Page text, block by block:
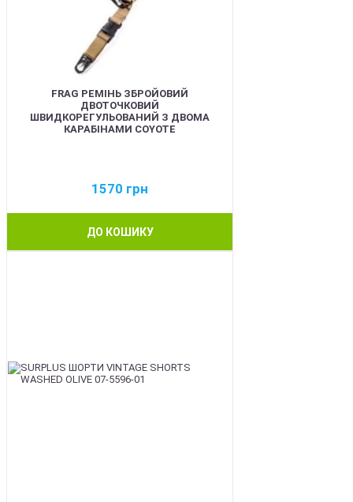
FRAG РЕМІНЬ ЗБРОЙОВИЙ
ДВОТОЧКОВИЙ
ШВИДКОРЕГУЛЬОВАНИЙ З ДВОМА
КАРАБІНАМИ COYOTE
1570 грн
ДО КОШИКУ